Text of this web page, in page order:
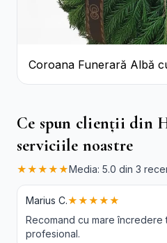
Coroana Funerară Albă
Ce spun clienții din
serviciile noastre
★★★★★Media: 5.0 din 3
Marius C.★★★★★
Recomand cu mare
profesional.